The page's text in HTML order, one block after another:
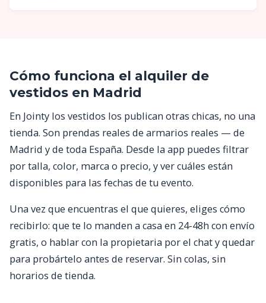
Cómo funciona el alquiler de
vestidos en Madrid
En Jointy los vestidos los publican otras chicas, no una
tienda. Son prendas reales de armarios reales — de
Madrid y de toda España. Desde la app puedes filtrar
por talla, color, marca o precio, y ver cuáles están
disponibles para las fechas de tu evento.
Una vez que encuentras el que quieres, eliges cómo
recibirlo: que te lo manden a casa en 24-48h con envío
gratis, o hablar con la propietaria por el chat y quedar
para probártelo antes de reservar. Sin colas, sin
horarios de tienda.